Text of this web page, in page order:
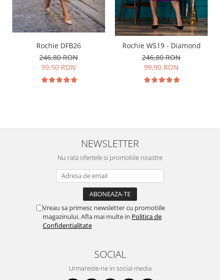
Rochie DFB26
246,80 RON
99,90 RON
Rochie WS19 - Diamond
246,80 RON
99,90 RON
NEWSLETTER
Nu rata ofertele si promotiile noastre
Vreau sa primesc newsletter cu promotiile
magazinului. Afla mai multe in Politica de
Confidentialitate
SOCIAL
Urmareste-ne in social media